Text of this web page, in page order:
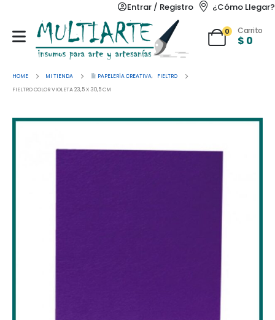
Entrar / Registro ¿Cómo Llegar?
0 Carrito
$ 0
HOME MI TIENDA PAPELERÍA CREATIVA,
FIELTRO
FIELTRO COLOR VIOLETA 23,5 X 30,5 CM